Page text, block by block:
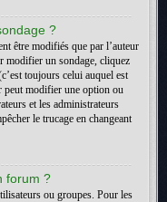
?
être modifiés que par l’auteur
modifier un sondage, cliquez
toujours celui auquel est
peut modifier une option ou
et les administrateurs
le trucage en changeant
forum ?
ou groupes. Pour les